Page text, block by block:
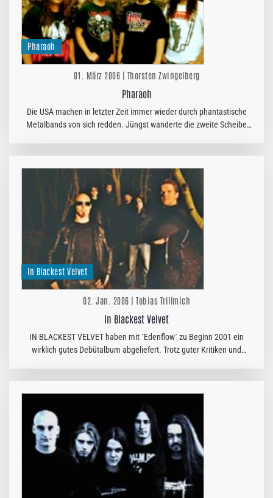
Pharaoh
01. März 2006 | Thorsten Zwingelberg
Pharaoh
Die USA machen in letzter Zeit immer wieder durch phantastische
Metalbands von sich redden. Jüngst wanderte die zweite Scheibe
In Blackest Velvet
02. Jan. 2006 | Tobias Trillmich
In Blackest Velvet
IN BLACKEST VELVET haben mit ´Edenflow´ zu Beginn 2001 ein
wirklich gutes Debütalbum abgeliefert. Trotz guter Kritiken und